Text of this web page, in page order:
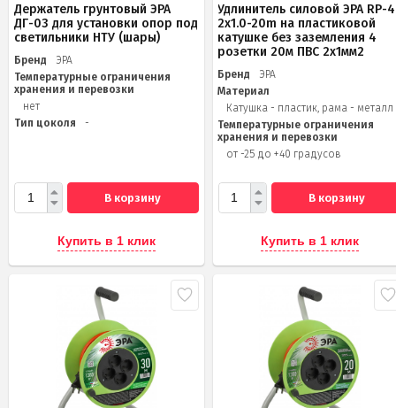
Держатель грунтовый ЭРА
ДГ-03 для установки опор под
светильники НТУ (шары)
Бренд
ЭРА
Температурные ограничения
хранения и перевозки
нет
Тип цоколя
-
В корзину
Купить в 1 клик
Удлинитель силовой ЭРА RP-
2x1.0-20m на пластиковой
катушке без заземления 4
розетки 20м ПВС 2х1мм2
Бренд
ЭРА
Материал
Катушка - пластик, рама - металл
Температурные ограничения
хранения и перевозки
от -25 до +40 градусов
В корзину
Купить в 1 клик